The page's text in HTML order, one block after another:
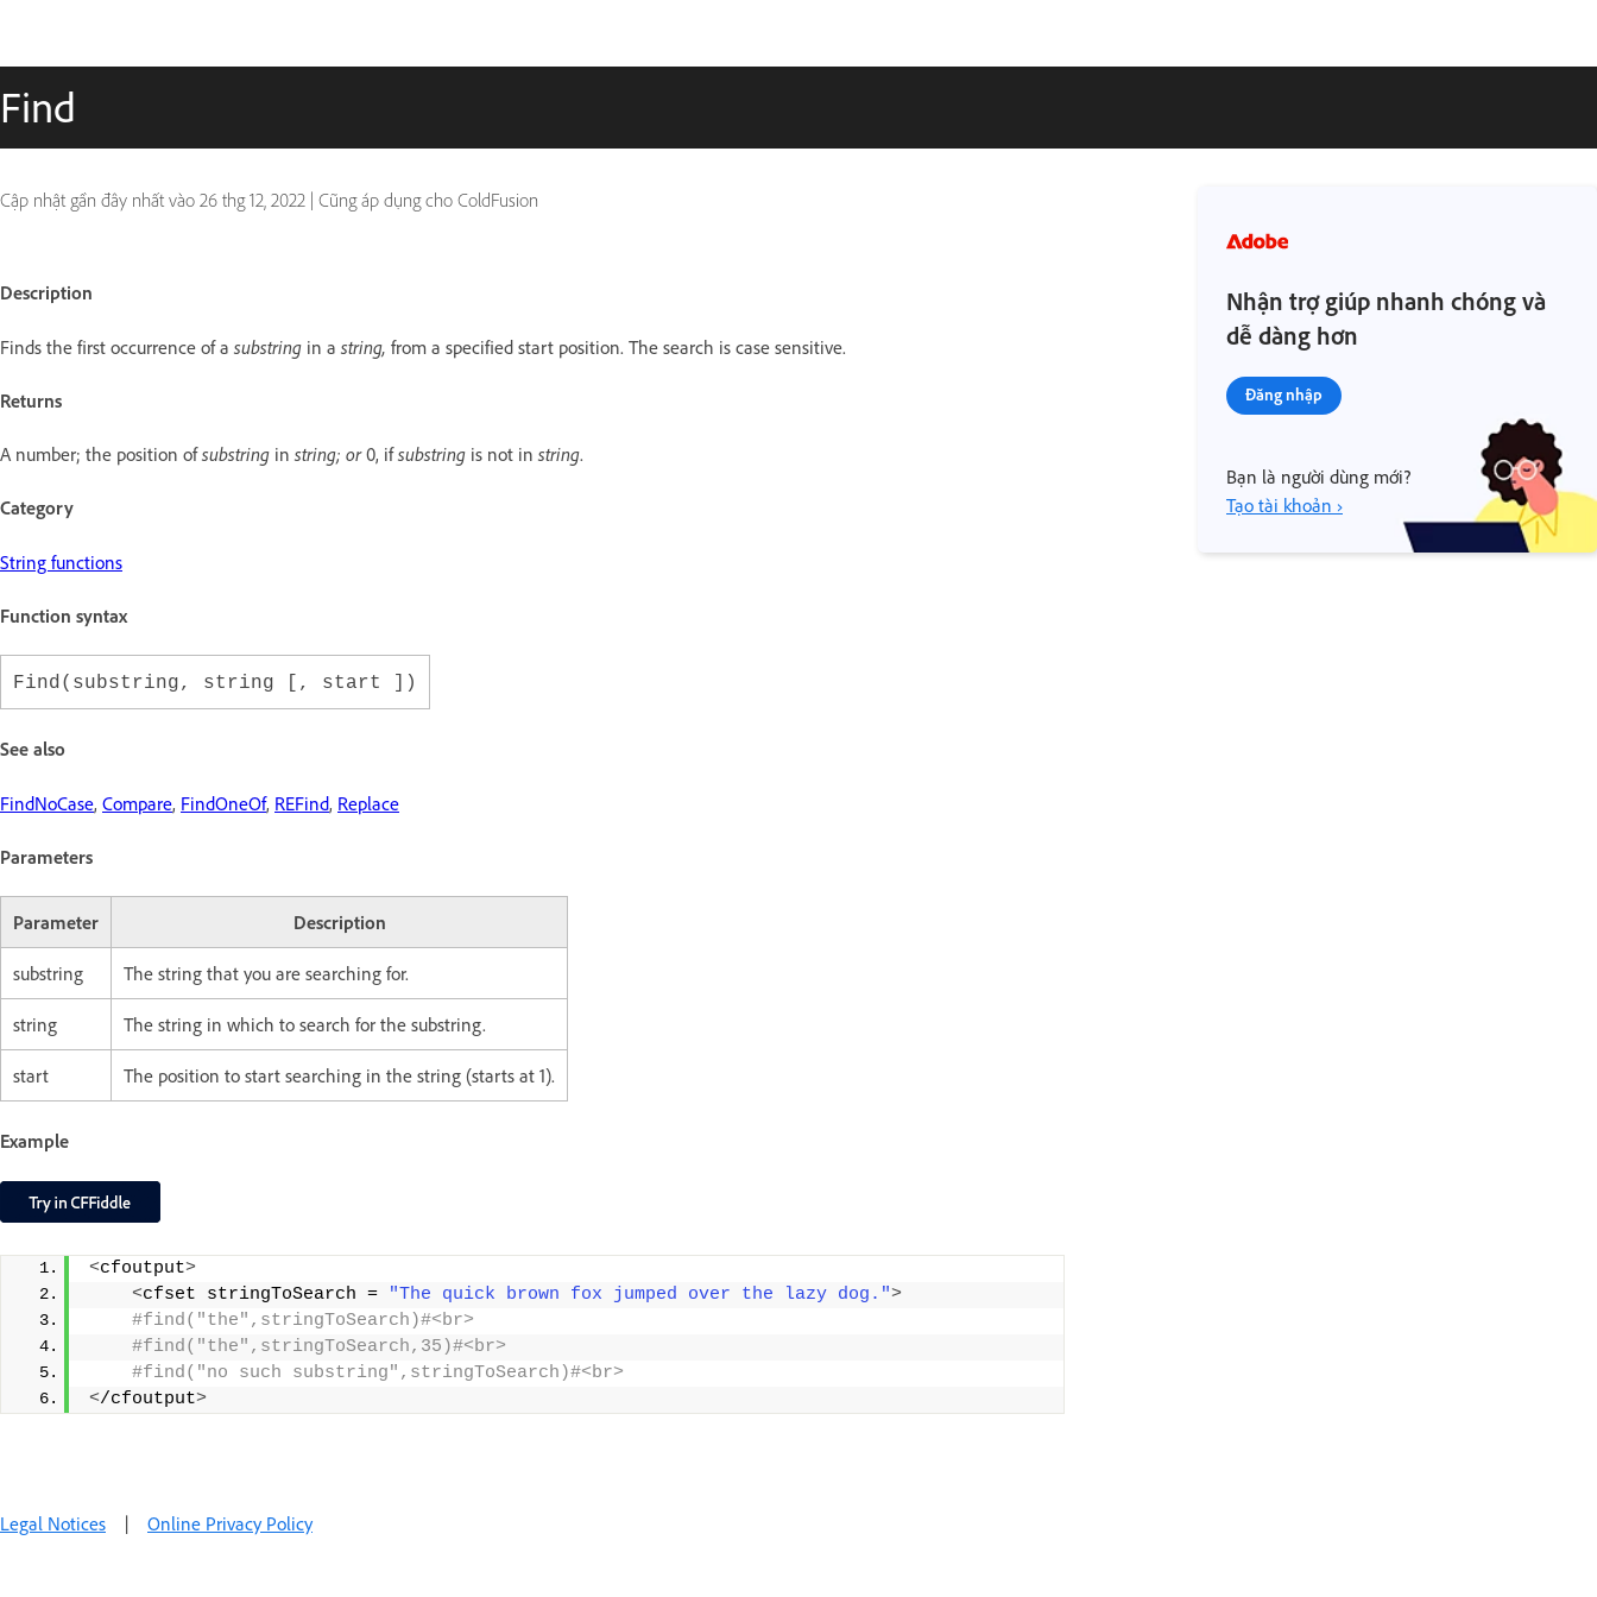
Find
Cập nhật gần đây nhất vào 26 thg 12, 2022 | Cũng áp dụng cho ColdFusion
Description
Finds the first occurrence of a substring in a string, from a specified start position. The search is case sensitive.
Returns
A number; the position ofsubstring in string; or0, ifsubstring is not in string.
Category
String functions
Function syntax
Find(substring, string [, start ])
See also
FindNoCase, Compare, FindOneOf, REFind, Replace
Parameters
Parameter Description
substring The string that you are searching for.
string The string in which to search for the substring.
start The position to start searching in the string (starts at 1).
Example
<cfoutput>
<cfset stringToSearch = "The quick brown fox jumped over the lazy dog.">
#find("the",stringToSearch)#<br>
#find("the",stringToSearch,35)#<br>
#find("no such substring",stringToSearch)#<br>
</cfoutput>
Nhận trợ giúp nhanh chóng và
dễ dàng hơn
Đăng nhập
Bạn là người dùng mới?
Tạo tài khoản ›
Legal Notices | Online Privacy Policy